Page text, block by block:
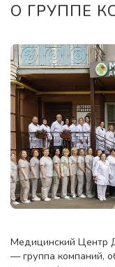
О ГРУППЕ
Медицинский Центр
— группа компаний,